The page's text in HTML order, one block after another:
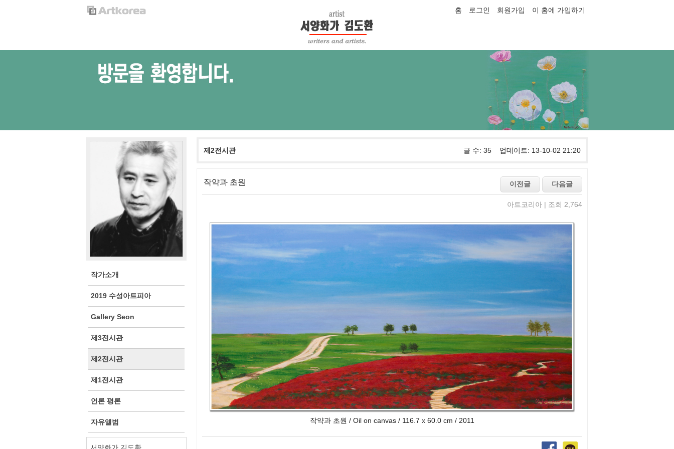
홈 로그인 회원가입 이 홈에 가입하기
작가소개
2019 수성아트피아
Gallery Seon
제3전시관
제2전시관
제1전시관
언론 평론
자유앨범
글 수: 35 업데이트: 13-10-02 21:20
제2전시관
작약과 초원
아트코리아 | 조회 2,764
작약과 초원 / Oil on canvas / 116.7 x 60.0 cm / 2011